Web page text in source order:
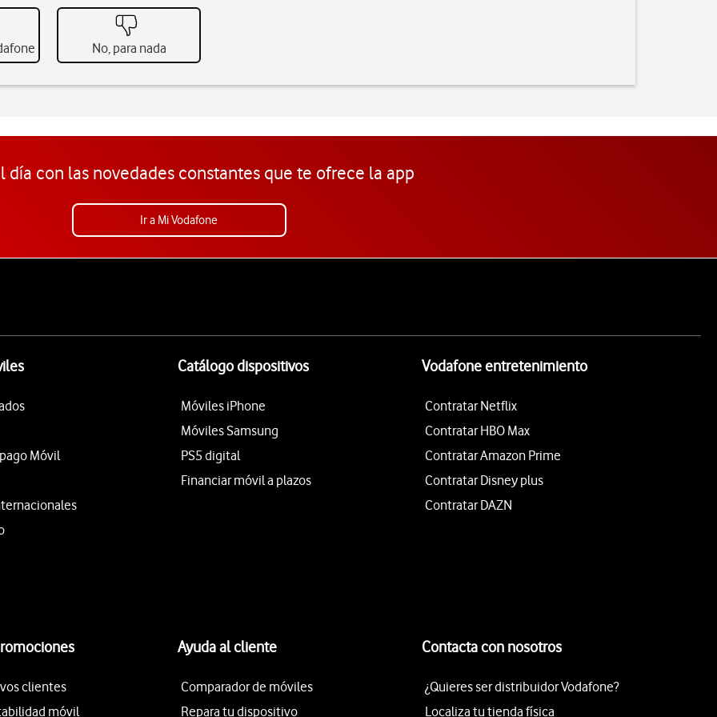
No, para nada
día con las novedades constantes que te ofrece la app
Ir a Mi Vodafone
Móvil
Catálogo dispositivos
Móviles iPhone
Móviles Samsung
PS5 digital
Financiar móvil a plazos
Vodafone entretenimiento
Contratar Netflix
Contratar HBO Max
Contratar Amazon Prime
Contratar Disney plus
Contratar DAZN
clientes
móvil
Ayuda al cliente
Comparador de móviles
Repara tu dispositivo
Contacta con nosotros
¿Quieres ser distribuidor Vodafone?
Localiza tu tienda física